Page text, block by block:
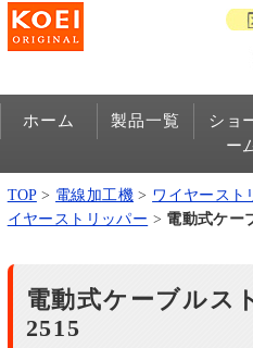
ホーム 製品一覧
ショ
ー
TOP> 電線加工機> ワイヤースト
イヤーストリッパー > 電動式ケー
電動式ケーブルス
2515